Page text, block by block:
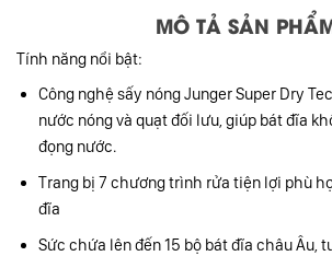
MÔ TẢ SẢN
Tính năng nổi bật:
Công nghệ sấy nóng Junger Super Dry
nước nóng và quạt đối lưu, giúp bát đĩa
đọng nước.
Trang bị 7 chương trình rửa tiện lợi phù
đĩa
Sức chứa lên đến 15 bộ bát đĩa châu Âu,